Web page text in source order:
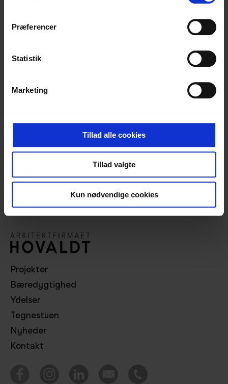
Præferencer
Statistik
Marketing
Tillad alle cookies
Tillad valgte
Kun nødvendige cookies
Del:
Projekter
Bæredygtighed
Ydelser
Tegnestuen
Nyheder
Kontakt